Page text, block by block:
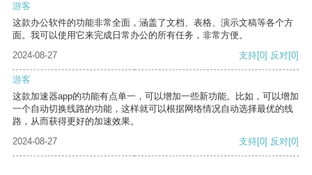
游客
这款办公软件的功能非常全面，涵盖了文档、表格、演示文稿等各个方
面。我可以使用它来完成日常办公的所有任务，非常方便。
2024-08-27
支持[0] 反对[0]
游客
这款加速器app的功能有点单一，可以增加一些新功能。比如，可以增加
一个自动切换线路的功能，这样就可以根据网络情况自动选择最优的线
路，从而获得更好的加速效果。
2024-08-27
支持[0] 反对[0]